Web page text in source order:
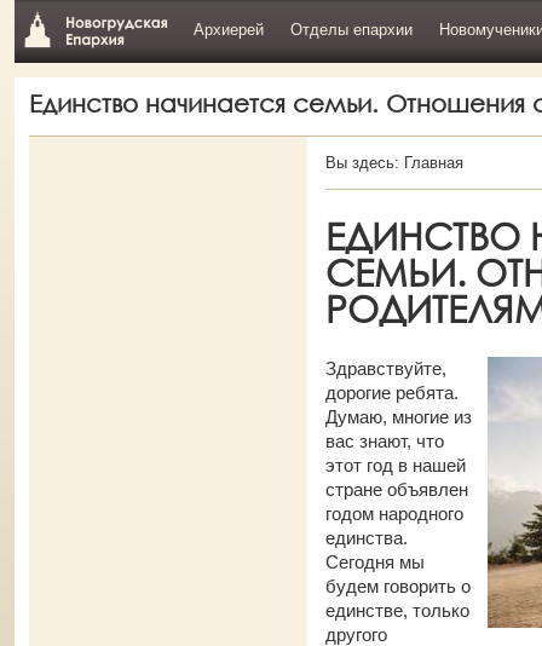
Архиерей Отделы епархии
Единство начинается семьи. Отношения
Вы здесь: Главная
ЕДИНСТВО
СЕМЬИ.
Здравствуйте,
дорогие ребята.
Думаю, многие из
вас знают, что
этот год в нашей
стране объявлен
годом народного
единства.
Сегодня мы
будем говорить о
единстве, только
другого